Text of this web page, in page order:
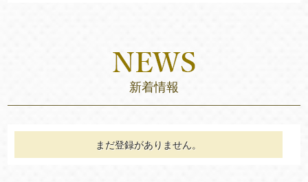
新着情報
まだ登録がありません。